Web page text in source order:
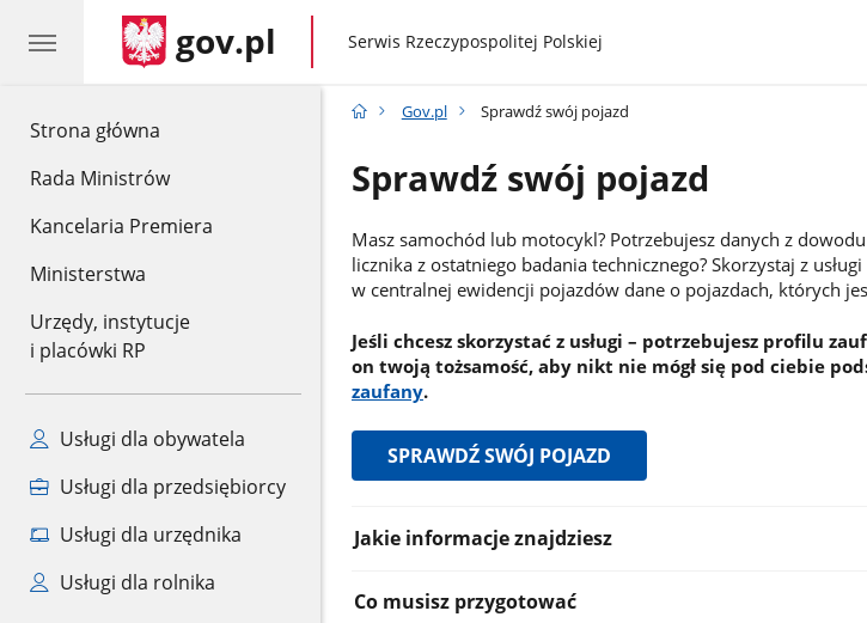
Strona główna
Rada Ministrów
Kancelaria Premiera
Ministerstwa
Urzędy, instytucje
i placówki RP
Usługi dla obywatela
Usługi dla przedsiębiorcy
Usługi dla urzędnika
Usługi dla rolnika
gov.pl gov.pl
Serwis Rzeczypospolitej Polskiej
Gov.pl Sprawdź swój pojazd
Sprawdź swój pojazd
Masz samochód lub motocykl? Potrzebujesz danych z
licznika z ostatniego badania technicznego? Skorzystaj z
w centralnej ewidencji pojazdów dane o pojazdach, których
Jeśli chcesz skorzystać z usługi – potrzebujesz profilu
on twoją tożsamość, aby nikt nie mógł się pod ciebie
zaufany.
SPRAWDŹ SWÓJ POJAZD
Informacje:
Jakie informacje znajdziesz
Co musisz przygotować